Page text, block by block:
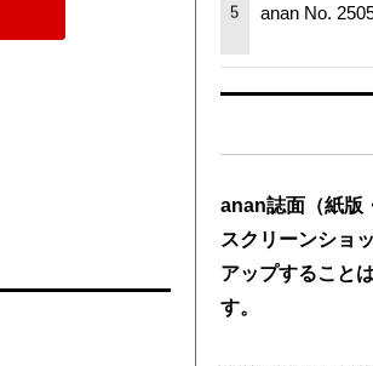
5 anan No.
anan誌面（紙版
スクリーンショ
アップすること
す。